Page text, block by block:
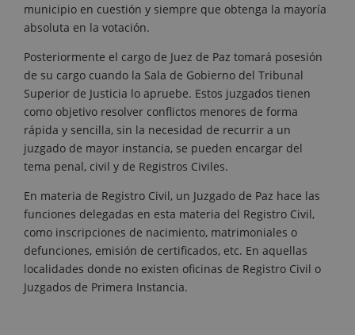
municipio en cuestión y siempre que obtenga la mayoría
absoluta en la votación.
Posteriormente el cargo de Juez de Paz tomará posesión
de su cargo cuando la Sala de Gobierno del Tribunal
Superior de Justicia lo apruebe. Estos juzgados tienen
como objetivo resolver conflictos menores de forma
rápida y sencilla, sin la necesidad de recurrir a un
juzgado de mayor instancia, se pueden encargar del
tema penal, civil y de Registros Civiles.
En materia de Registro Civil, un Juzgado de Paz hace las
funciones delegadas en esta materia del Registro Civil,
como inscripciones de nacimiento, matrimoniales o
defunciones, emisión de certificados, etc. En aquellas
localidades donde no existen oficinas de Registro Civil o
Juzgados de Primera Instancia.